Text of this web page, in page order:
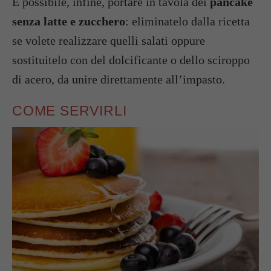
senza latte e zucchero: eliminatelo dalla ricetta
se volete realizzare quelli salati oppure
sostituitelo con del dolcificante o dello sciroppo
di acero, da unire direttamente all’impasto.
COME SERVIRLI